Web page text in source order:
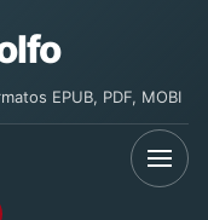
EPUB, PDF, MOBI